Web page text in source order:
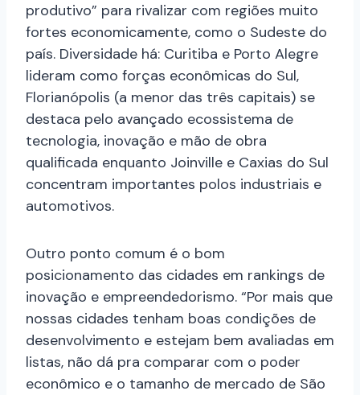
produtivo” para rivalizar com regiões muito
fortes economicamente, como o Sudeste do
país. Diversidade há: Curitiba e Porto Alegre
lideram como forças econômicas do Sul,
Florianópolis (a menor das três capitais) se
destaca pelo avançado ecossistema de
tecnologia, inovação e mão de obra
qualificada enquanto Joinville e Caxias do Sul
concentram importantes polos industriais e
automotivos.
Outro ponto comum é o bom
posicionamento das cidades em rankings de
inovação e empreendedorismo. “Por mais que
nossas cidades tenham boas condições de
desenvolvimento e estejam bem avaliadas em
listas, não dá pra comparar com o poder
econômico e o tamanho de mercado de São